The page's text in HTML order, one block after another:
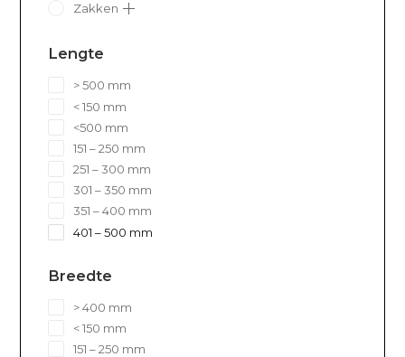
Zakken
Lengte
> 500 mm
< 150 mm
<500 mm
151 – 250 mm
251 – 300 mm
301 – 350 mm
351 – 400 mm
401 – 500 mm
Breedte
> 400 mm
< 150 mm
151 – 250 mm